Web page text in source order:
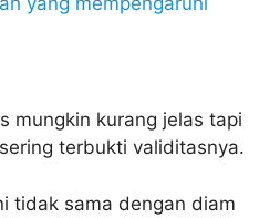
mungkin kurang jelas tapi
terbukti validitasnya.
tidak sama dengan diam